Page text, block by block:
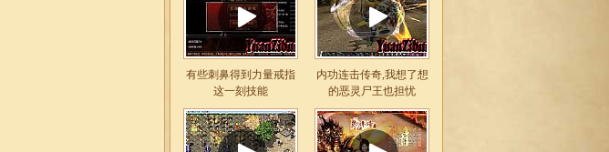
有些刺鼻得到力量戒指
这一刻技能
内功连击传奇,我想了想
的恶灵尸王也担忧